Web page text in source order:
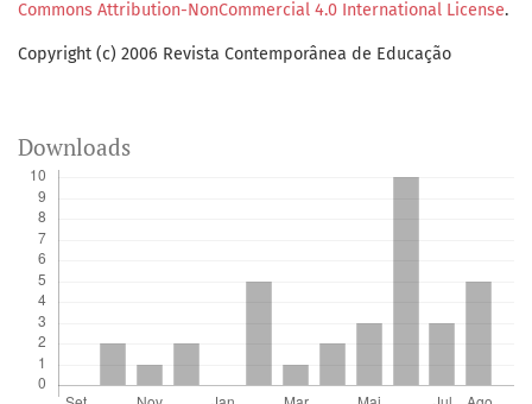
Commons Attribution-NonCommercial 4.0 International License.
Copyright (c) 2006 Revista Contemporânea de Educação
Downloads